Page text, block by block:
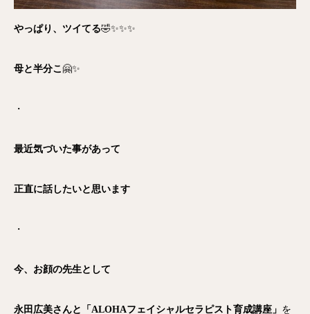
やっぱり、ツイてる🤣✨✨✨
母と半分こ 🤗✨
・
最近気づいた事があって
正直に話したいと思います
・
今、お顔の先生として
永田広美さんと「ALOHAフェイシャルセラピスト育成講座」 を